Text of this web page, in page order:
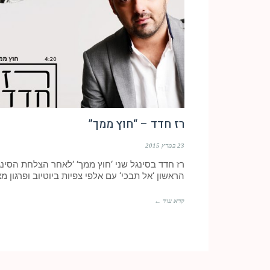
רז חדד – “חוץ ממך”
23 במרץ 2015
רז חדד בסינגל שני ‘חוץ ממך‘ ‘לאחר הצלחת
הראשון ‘אל תבכי‘ עם אלפי צפיות ביוטיוב ופרגון
קרא עוד ←